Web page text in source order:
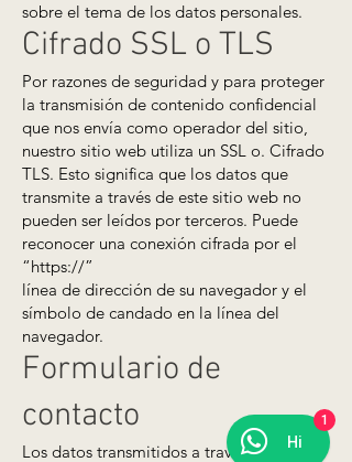
sobre el tema de los datos personales.
Cifrado SSL o TLS
Por razones de seguridad y para proteger
la transmisión de contenido confidencial
que nos envía como operador del sitio,
nuestro sitio web utiliza un SSL o. Cifrado
TLS. Esto significa que los datos que
transmite a través de este sitio web no
pueden ser leídos por terceros. Puede
reconocer una conexión cifrada por el
“https://”
línea de dirección de su navegador y el
símbolo de candado en la línea del
navegador.
Formulario de
contacto
Los datos transmitidos a través del
Hi
1